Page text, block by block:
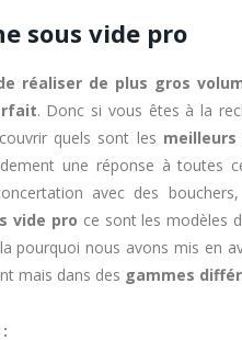
sous vide pro
réaliser de plus gros
. Donc si vous êtes à la
quels sont les meilleurs
une réponse à toutes
avec des
vide pro ce sont les modèles
pourquoi nous avons mis en
mais dans des gammes